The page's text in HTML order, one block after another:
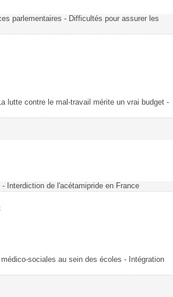
parlementaires - Difficultés pour assurer les
lutte contre le mal-travail mérite un vrai budget -
Interdiction de l'acétamipride en France
sociales au sein des écoles - Intégration